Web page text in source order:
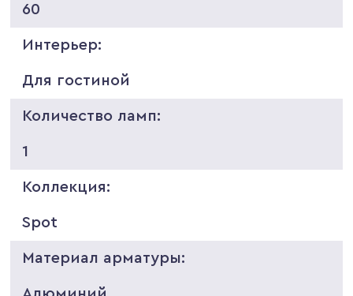
60
Интерьер:
Для гостиной
Количество ламп:
1
Коллекция:
Spot
Материал арматуры: